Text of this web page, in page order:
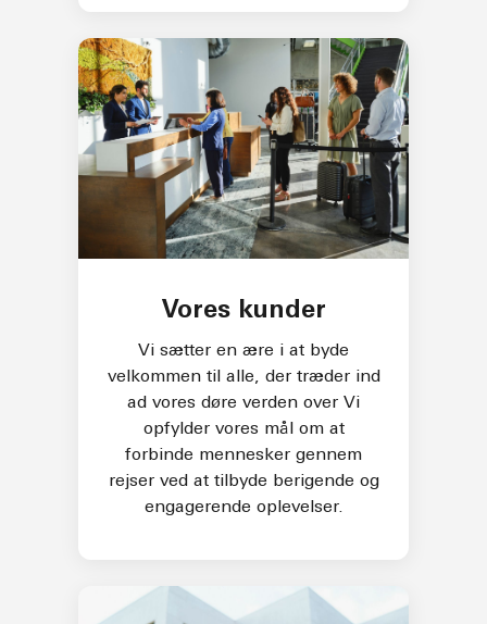
Vores kunder
Vi sætter en ære i at byde
velkommen til alle, der træder ind
ad vores døre verden over Vi
opfylder vores mål om at
forbinde mennesker gennem
rejser ved at tilbyde berigende og
engagerende oplevelser.